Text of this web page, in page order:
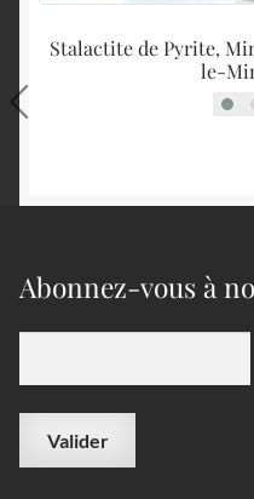
Stalactite de Pyrite,
le-
Abonnez-vous à